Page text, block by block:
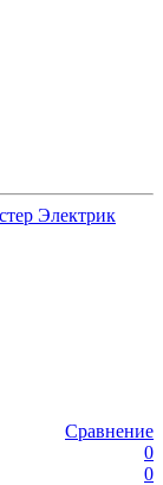
Сравнение
0
0